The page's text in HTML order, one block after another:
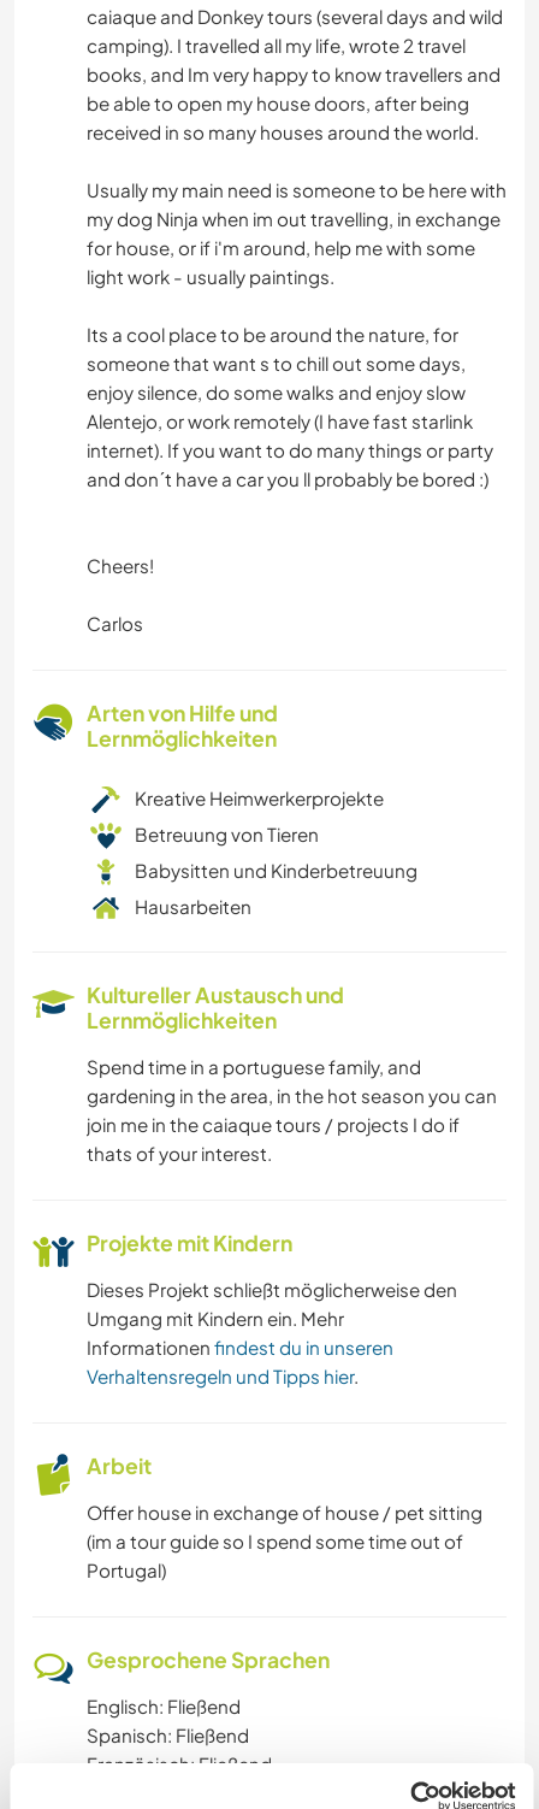
caiaque and Donkey tours (several days and wild
camping). I travelled all my life, wrote 2 travel
books, and Im very happy to know travellers and
be able to open my house doors, after being
received in so many houses around the world.
Usually my main need is someone to be here with
my dog Ninja when im out travelling, in exchange
for house, or if i'm around, help me with some
light work - usually paintings.
Its a cool place to be around the nature, for
someone that want s to chill out some days,
enjoy silence, do some walks and enjoy slow
Alentejo, or work remotely (I have fast starlink
internet). If you want to do many things or party
and don´t have a car you ll probably be bored :)
Cheers!
Carlos
Arten von Hilfe und
Lernmöglichkeiten
Kreative Heimwerkerprojekte
Betreuung von Tieren
Babysitten und Kinderbetreuung
Hausarbeiten
Kultureller Austausch und
Lernmöglichkeiten
Spend time in a portuguese family, and
gardening in the area, in the hot season you can
join me in the caiaque tours / projects I do if
thats of your interest.
Projekte mit Kindern
Dieses Projekt schließt möglicherweise den
Umgang mit Kindern ein. Mehr
Informationen findest du in unseren
Verhaltensregeln und Tipps hier.
Arbeit
Offer house in exchange of house / pet sitting
(im a tour guide so I spend some time out of
Portugal)
Gesprochene Sprachen
Englisch: Fließend
Spanisch: Fließend
Französisch: Fließend